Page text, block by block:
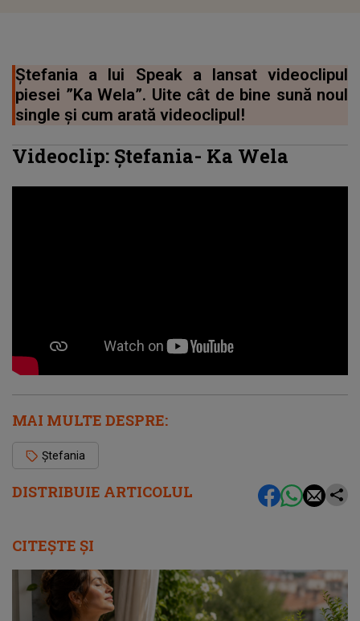
DISTRIBUIE ARTICOLUL
Ștefania a lui Speak a lansat videoclipul
piesei ”Ka Wela”. Uite cât de bine sună noul
single și cum arată videoclipul!
Videoclip: Ștefania- Ka Wela
MAI MULTE DESPRE:
Ștefania
CITEȘTE ȘI